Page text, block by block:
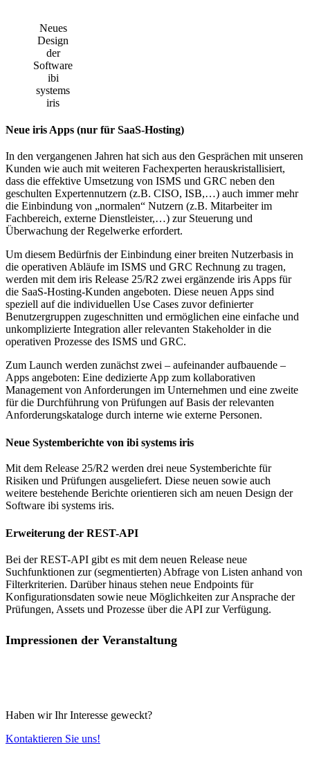
Neues
Design
der
Software
ibi
systems
iris
Neue iris Apps (nur für SaaS-Hosting)
In den vergangenen Jahren hat sich aus den Gesprächen mit unseren
Kunden wie auch mit weiteren Fachexperten herauskristallisiert,
dass die effektive Umsetzung von ISMS und GRC neben den
geschulten Expertennutzern (z.B. CISO, ISB,…) auch immer mehr
die Einbindung von „normalen“ Nutzern (z.B. Mitarbeiter im
Fachbereich, externe Dienstleister,…) zur Steuerung und
Überwachung der Regelwerke erfordert.
Um diesem Bedürfnis der Einbindung einer breiten Nutzerbasis in
die operativen Abläufe im ISMS und GRC Rechnung zu tragen,
werden mit dem iris Release 25/R2 zwei ergänzende iris Apps für
die SaaS-Hosting-Kunden angeboten. Diese neuen Apps sind
speziell auf die individuellen Use Cases zuvor definierter
Benutzergruppen zugeschnitten und ermöglichen eine einfache und
unkomplizierte Integration aller relevanten Stakeholder in die
operativen Prozesse des ISMS und GRC.
Zum Launch werden zunächst zwei – aufeinander aufbauende –
Apps angeboten: Eine dedizierte App zum kollaborativen
Management von Anforderungen im Unternehmen und eine zweite
für die Durchführung von Prüfungen auf Basis der relevanten
Anforderungskataloge durch interne wie externe Personen.
Neue Systemberichte von ibi systems iris
Mit dem Release 25/R2 werden drei neue Systemberichte für
Risiken und Prüfungen ausgeliefert. Diese neuen sowie auch
weitere bestehende Berichte orientieren sich am neuen Design der
Software ibi systems iris.
Erweiterung der REST-API
Bei der REST-API gibt es mit dem neuen Release neue
Suchfunktionen zur (segmentierten) Abfrage von Listen anhand von
Filterkriterien. Darüber hinaus stehen neue Endpoints für
Konfigurationsdaten sowie neue Möglichkeiten zur Ansprache der
Prüfungen, Assets und Prozesse über die API zur Verfügung.
Impressionen der Veranstaltung
Haben wir Ihr Interesse geweckt?
Kontaktieren Sie uns!